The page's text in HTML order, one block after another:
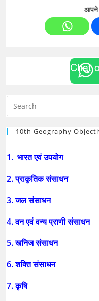
आपने
Chat
10th Geography
1. भारत एवं उपयोग
2. प्राकृतिक संसाधन
3. जल संसाधन
4. वन एवं वन्य प्राणी संसाधन
5. खनिज संसाधन
6. शक्ति संसाधन
7. कृषि